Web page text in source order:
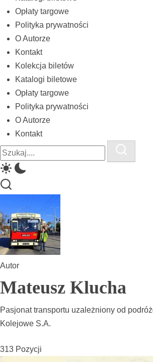
biletów
komunikacji
miejskiej
kolejowych
Opłaty targowe
Polityka prywatności
O Autorze
Kontakt
Kolekcja biletów
Katalogi biletowe
Opłaty targowe
Polityka prywatności
O Autorze
Kontakt
Close
Search
Search
Autor
Mateusz Klucha
Pasjonat transportu uzależniony od
Kolejowe S.A.
313 Pozycji